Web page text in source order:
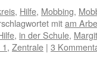
, Hilfe, Mobbing,
mitam
, in der Schule,
, Zentrale | 3